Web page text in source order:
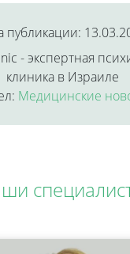
публикации:
- экспертная
клиника в Израиле
Медицинские